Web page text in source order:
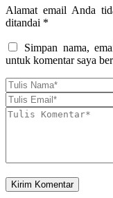
Alamat email Anda
ditandai *
Simpan nama,
untuk komentar saya